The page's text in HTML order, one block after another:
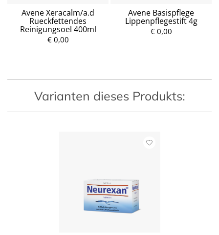
Avene Xeracalm/a.d
Rueckfettendes
Reinigungsoel 400ml
€ 0,00
Avene Basispflege
Lippenpflegestift 4g
€ 0,00
Varianten dieses Produkts: